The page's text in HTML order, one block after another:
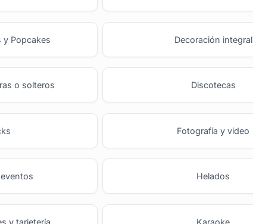
y Popcakes Decoración integral
o solteros Discotecas
Fotografía y video
Helados
y tarjetería Karaoke